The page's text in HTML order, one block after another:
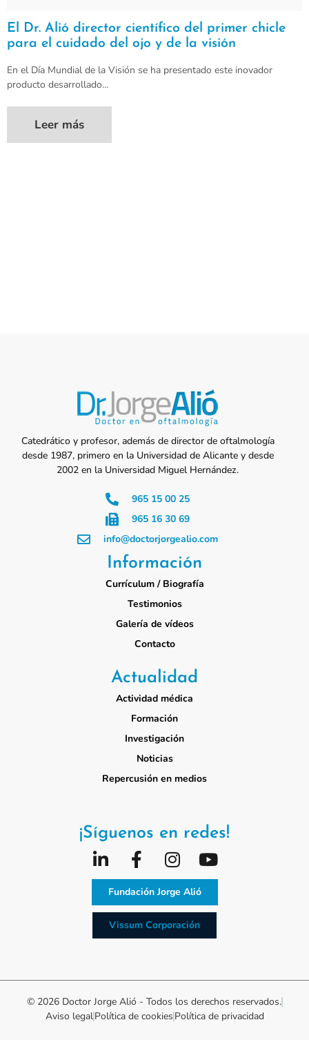
El Dr. Alió director científico del primer chicle
para el cuidado del ojo y de la visión
En el Día Mundial de la Visión se ha presentado este inovador
producto desarrollado…
Leer más
Catedrático y profesor, además de director de oftalmología
desde 1987, primero en la Universidad de Alicante y desde
2002 en la Universidad Miguel Hernández.
965 15 00 25
965 16 30 69
info@doctorjorgealio.com
Información
Currículum / Biografía
Testimonios
Galería de vídeos
Contacto
Actualidad
Actividad médica
Formación
Investigación
Noticias
Repercusión en medios
¡Síguenos en redes!
Fundación Jorge Alió
Vissum Corporación
© 2026 Doctor Jorge Alió - Todos los derechos reservados.
Aviso legalPolítica de cookies Política de privacidad